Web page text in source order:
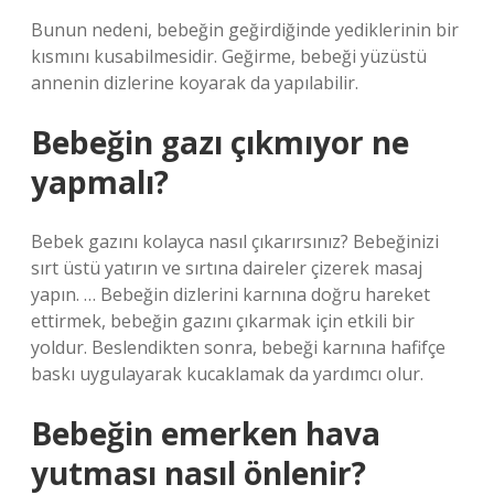
Bunun nedeni, bebeğin geğirdiğinde yediklerinin bir
kısmını kusabilmesidir. Geğirme, bebeği yüzüstü
annenin dizlerine koyarak da yapılabilir.
Bebeğin gazı çıkmıyor ne
yapmalı?
Bebek gazını kolayca nasıl çıkarırsınız? Bebeğinizi
sırt üstü yatırın ve sırtına daireler çizerek masaj
yapın. … Bebeğin dizlerini karnına doğru hareket
ettirmek, bebeğin gazını çıkarmak için etkili bir
yoldur. Beslendikten sonra, bebeği karnına hafifçe
baskı uygulayarak kucaklamak da yardımcı olur.
Bebeğin emerken hava
yutması nasıl önlenir?